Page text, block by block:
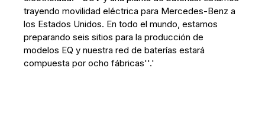
trayendo movilidad eléctrica para Mercedes-Benz a
los Estados Unidos. En todo el mundo, estamos
preparando seis sitios para la producción de
modelos EQ y nuestra red de baterías estará
compuesta por ocho fábricas''.'